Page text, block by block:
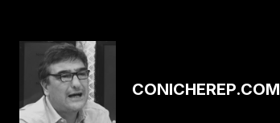
CONICHEREP.COM